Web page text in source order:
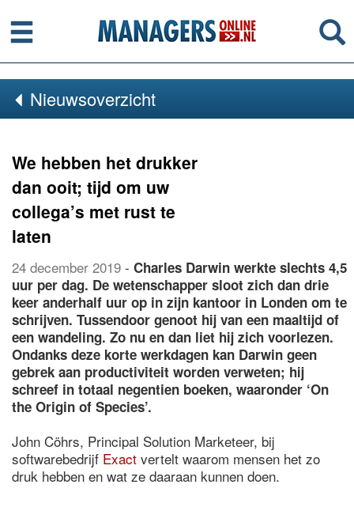
Menu
Nieuwsoverzicht
We hebben het drukker
dan ooit; tijd om uw
collega’s met rust te
laten
24 december 2019 - Charles Darwin werkte slechts 4,5
uur per dag. De wetenschapper sloot zich dan drie
keer anderhalf uur op in zijn kantoor in Londen om te
schrijven. Tussendoor genoot hij van een maaltijd of
een wandeling. Zo nu en dan liet hij zich voorlezen.
Ondanks deze korte werkdagen kan Darwin geen
gebrek aan productiviteit worden verweten; hij
schreef in totaal negentien boeken, waaronder ‘On
the Origin of Species’.
John Cöhrs, Principal Solution Marketeer, bij
softwarebedrijf Exact vertelt waarom mensen het zo
druk hebben en wat ze daaraan kunnen doen.